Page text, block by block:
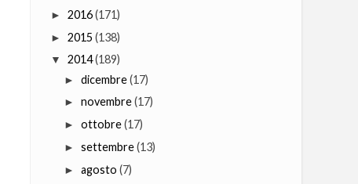
► 2016(171)
► 2015 (138)
▼ 2014(189)
►dicembre(17)
►novembre(17)
►ottobre(17)
►settembre(13)
►agosto(7)